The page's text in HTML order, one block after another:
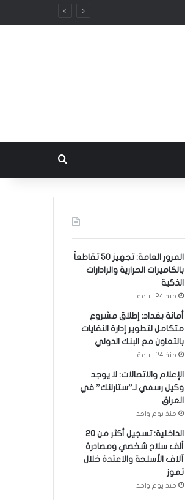
المرور العامة: تجهيز 50 تقاطعاً
بالكاميرات الحرارية والرادارات
الذكية
منذ 24 ساعة
أمانة بغداد: إطلاق مشروع
متكامل لتطوير إدارة النفايات
بالتعاون مع البنك الدولي
منذ 24 ساعة
الإعلام والاتصالات: لا يوجد
وكيل رسمي لـ”ستارلنك” في
العراق
منذ يوم واحد
الداخلية: تسجيل أكثر من 20
ألف سلاح شخصي ومصادرة
آلاف الأسلحة والاعتدة خلال
تموز
منذ يوم واحد